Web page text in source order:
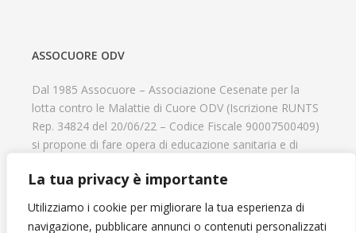
La tua privacy è importante
Utilizziamo i cookie per migliorare la tua esperienza di
navigazione, pubblicare annunci o contenuti personalizzati
ASSOCUORE ODV
Dal 1985 Assocuore – Associazione Cesenate per la
lotta contro le Malattie di Cuore ODV (Iscrizione RUNTS
Rep. 34824 del 20/06/22 – Codice Fiscale 90007500409)
si propone di fare opera di educazione sanitaria e di
psicofisico di tutti coloro che hanno un problema
cardiologico e di aiutare il progresso delle strutture